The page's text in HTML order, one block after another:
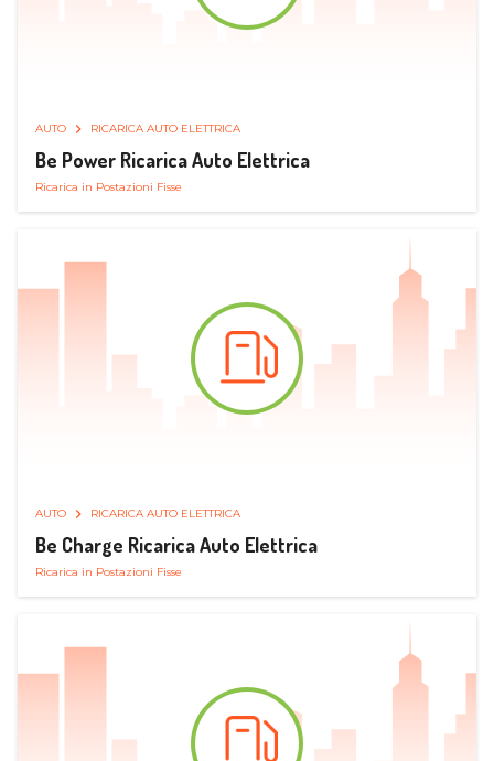
AUTO RICARICA AUTO ELETTRICA
Be Power Ricarica Auto Elettrica
Ricarica in Postazioni Fisse
AUTO RICARICA AUTO ELETTRICA
Be Charge Ricarica Auto Elettrica
Ricarica in Postazioni Fisse